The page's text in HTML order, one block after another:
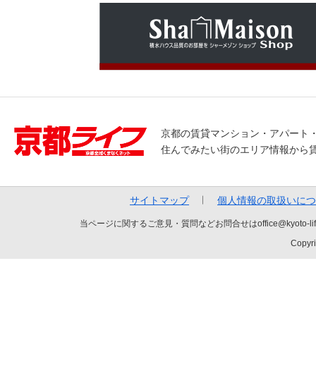
京都の賃貸マンション・アパート
住んでみたい街のエリア情報から
サイトマップ 個人情報の取扱いに
当ページに関するご意見・質問などお問合せは